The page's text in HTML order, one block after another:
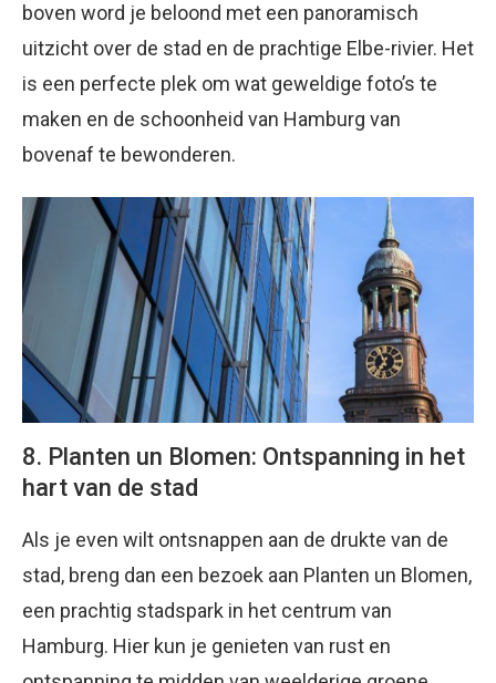
boven word je beloond met een panoramisch
uitzicht over de stad en de prachtige Elbe-rivier. Het
is een perfecte plek om wat geweldige foto’s te
maken en de schoonheid van Hamburg van
bovenaf te bewonderen.
8. Planten un Blomen: Ontspanning in het
hart van de stad
Als je even wilt ontsnappen aan de drukte van de
stad, breng dan een bezoek aan Planten un Blomen,
een prachtig stadspark in het centrum van
Hamburg. Hier kun je genieten van rust en